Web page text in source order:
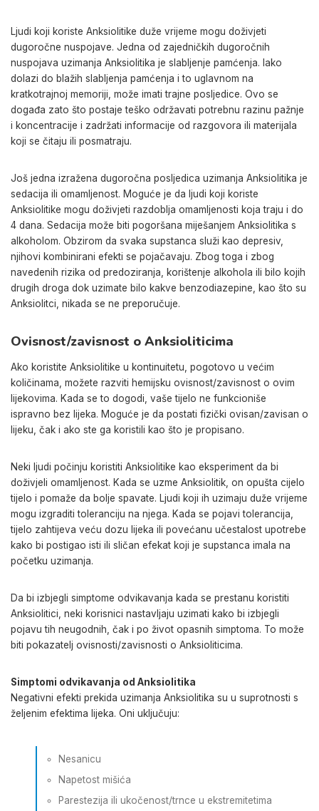
Ljudi koji koriste Anksiolitike duže vrijeme mogu doživjeti
dugoročne nuspojave. Jedna od zajedničkih dugoročnih
nuspojava uzimanja Anksiolitika je slabljenje pamćenja. Iako
dolazi do blažih slabljenja pamćenja i to uglavnom na
kratkotrajnoj memoriji, može imati trajne posljedice. Ovo se
događa zato što postaje teško održavati potrebnu razinu pažnje
i koncentracije i zadržati informacije od razgovora ili materijala
koji se čitaju ili posmatraju.
Još jedna izražena dugoročna posljedica uzimanja Anksiolitika je
sedacija ili omamljenost. Moguće je da ljudi koji koriste
Anksiolitike mogu doživjeti razdoblja omamljenosti koja traju i do
4 dana. Sedacija može biti pogoršana miješanjem Anksiolitika s
alkoholom. Obzirom da svaka supstanca služi kao depresiv,
njihovi kombinirani efekti se pojačavaju. Zbog toga i zbog
navedenih rizika od predoziranja, korištenje alkohola ili bilo kojih
drugih droga dok uzimate bilo kakve benzodiazepine, kao što su
Anksiolitci, nikada se ne preporučuje.
Ovisnost/zavisnost o Anksioliticima
Ako koristite Anksiolitike u kontinuitetu, pogotovo u većim
količinama, možete razviti hemijsku ovisnost/zavisnost o ovim
lijekovima. Kada se to dogodi, vaše tijelo ne funkcioniše
ispravno bez lijeka. Moguće je da postati fizički ovisan/zavisan o
lijeku, čak i ako ste ga koristili kao što je propisano.
Neki ljudi počinju koristiti Anksiolitike kao eksperiment da bi
doživjeli omamljenost. Kada se uzme Anksiolitik, on opušta cijelo
tijelo i pomaže da bolje spavate. Ljudi koji ih uzimaju duže vrijeme
mogu izgraditi toleranciju na njega. Kada se pojavi tolerancija,
tijelo zahtijeva veću dozu lijeka ili povećanu učestalost upotrebe
kako bi postigao isti ili sličan efekat koji je supstanca imala na
početku uzimanja.
Da bi izbjegli simptome odvikavanja kada se prestanu koristiti
Anksiolitici, neki korisnici nastavljaju uzimati kako bi izbjegli
pojavu tih neugodnih, čak i po život opasnih simptoma. To može
biti pokazatelj ovisnosti/zavisnosti o Anksioliticima.
Simptomi odvikavanja od Anksiolitika
Negativni efekti prekida uzimanja Anksiolitika su u suprotnosti s
željenim efektima lijeka. Oni uključuju:
Nesanicu
Napetost mišića
Parestezija ili ukočenost/trnce u ekstremitetima